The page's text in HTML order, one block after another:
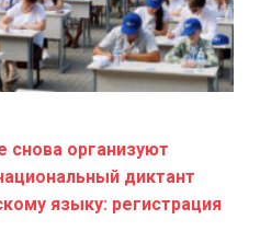
снова организуют
диктант
языку: регистрация